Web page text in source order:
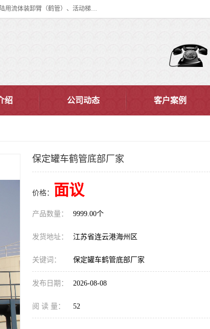
连云港华德石油化工机械有限公司（原连云港石油化工机械总厂），始创于1982年，是从事码头船用流体装卸臂、陆用流体装卸臂（鹤管）、活动梯、钢构平台、定量装车系统等全系列流体装卸设备的设计、制造、销售以及服务的专业供应商。
绍 公司动态 客户案例
保定罐车鹤管底部厂家
价格： 面议
产品数量： 9999.00个
发货地址： 江苏省连云港海州区
关键词： 保定罐车鹤管底部厂家
发布日期： 2026-08-08
阅 读 量： 52